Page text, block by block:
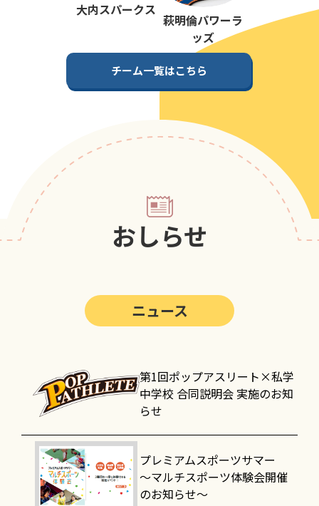
第5回 ポップアスリートカップ
ポップアスリートカップ
ポップアスリートカップ
ポップアスリートカップ
大内スパークス
萩明倫パワーラ
ッズ
チーム一覧はこちら
おしらせ
ニュース
第1回ポップアスリート×私学
中学校 合同説明会 実施のお知
らせ
プレミアムスポーツサマー
～マルチスポーツ体験会開催
のお知らせ～